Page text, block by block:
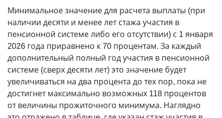
Минимальное значение для расчета выплаты (при
наличии десяти и менее лет стажа участия в
пенсионной системе либо его отсутствии) с 1 января
2026 года приравнено к 70 процентам. За каждый
дополнительный полный год участия в пенсионной
системе (сверх десяти лет) это значение будет
увеличиваться на два процента до тех пор, пока не
достигнет максимально возможных 118 процентов
от величины прожиточного минимума. Наглядно